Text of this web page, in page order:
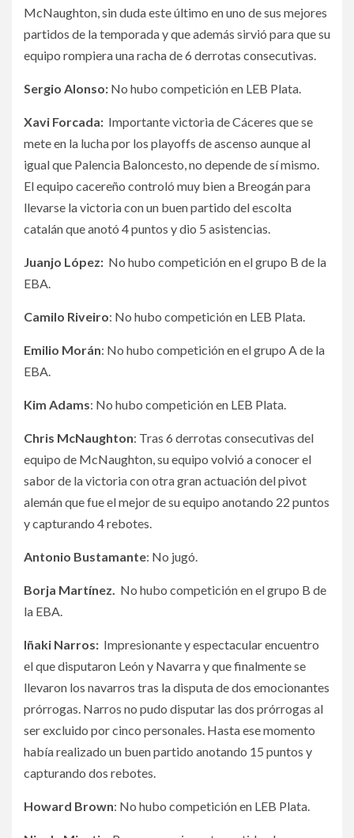
McNaughton, sin duda este último en uno de sus mejores
partidos de la temporada y que además sirvió para que su
equipo rompiera una racha de 6 derrotas consecutivas.
Sergio Alonso: No hubo competición en LEB Plata.
Xavi Forcada: Importante victoria de Cáceres que se
mete en la lucha por los playoffs de ascenso aunque al
igual que Palencia Baloncesto, no depende de sí mismo.
El equipo cacereño controló muy bien a Breogán para
llevarse la victoria con un buen partido del escolta
catalán que anotó 4 puntos y dio 5 asistencias.
Juanjo López: No hubo competición en el grupo B de la
EBA.
Camilo Riveiro: No hubo competición en LEB Plata.
Emilio Morán: No hubo competición en el grupo A de la
EBA.
Kim Adams: No hubo competición en LEB Plata.
Chris McNaughton: Tras 6 derrotas consecutivas del
equipo de McNaughton, su equipo volvió a conocer el
sabor de la victoria con otra gran actuación del pivot
alemán que fue el mejor de su equipo anotando 22 puntos
y capturando 4 rebotes.
Antonio Bustamante: No jugó.
Borja Martínez. No hubo competición en el grupo B de
la EBA.
Iñaki Narros: Impresionante y espectacular encuentro
el que disputaron León y Navarra y que finalmente se
llevaron los navarros tras la disputa de dos emocionantes
prórrogas. Narros no pudo disputar las dos prórrogas al
ser excluido por cinco personales. Hasta ese momento
había realizado un buen partido anotando 15 puntos y
capturando dos rebotes.
Howard Brown: No hubo competición en LEB Plata.